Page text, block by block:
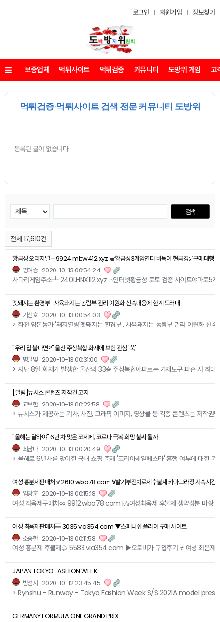
로그인 회원가입 정보찾기
메뉴 보증업체 먹튀사이트 먹튀검증 커뮤니티 도방위 게임 고
먹튀검증·먹튀사이트 검색 전문 커뮤니티 도방위
등록된 글이 없습니다.
전체 17,610건
황금성 오리지널＋9924.mbw412.xyz ㎢황금성3게임연타 바둑이 현금경륜구매대행
평여송2020-10-13 00:54:24
사다리게임주소┸ 2401.HNX112.xyz ∩인터넷황금성 토토 검증 사이트야마
멧돼지는 환경부…사육돼지는 농림부 관리 이원화 신속대응에 한계 드러내
기신호2020-10-13 00:54:03
> 화천 양돈농가 '돼지열병'멧돼지는 환경부…사육돼지는 농림부 관리 이원화 신
"우리 집 불나면?" 울산 주상복합 화재에 보험 관심 '쑥'
명달빛2020-10-13 00:31:00
> 지난 8일 화재가 발생한 울산의 33층 주상복합아파트는 가재도구 파손 시 최
[알림]뉴시스 콘텐츠 저작권 고지
교보한2020-10-13 00:22:58
> 뉴시스가 제공하는 기사, 사진, 그래픽 이미지, 영상물 등 각종 콘텐츠는 저작
"올해는 달라야" 6년 차 맞은 코세페, 코로나 극복 희망 불씨 될까
최남나2020-10-13 00:20:49
> 올해로 6년차를 맞이한 국내 쇼핑 축제 '코리아세일페스타' 흥행 여부에 대한
여성 흥분제판매처㎥2610.wbo78.com ∀발기부전치료제후불제 카마그라정 지속시간
임망훈2020-10-13 00:15:18
여성 최음제구매처∞ 9912.wbo78.com ㎪여성최음제 후불제 생약성분 마황
여성 최음제판매처▤ 3035.via354.com ▼스페니쉬 플라이 구매 사이트 ─
소승한2020-10-13 00:11:58
여성 흥분제 후불제♤ 5583.via354.com ▶오로비가 구입후기 ≠ 여성 최음
JAPAN TOKYO FASHION WEEK
방선지 2020-10-12 23:45:45
> Rynshu - Runway - Tokyo Fashion Week S/S 2021A model
GERMANY FORMULA ONE GRAND PRIX